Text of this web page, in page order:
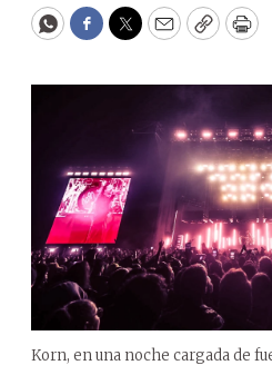
WhatsApp
Facebook
Twitter
EmailCopy
Korn, en una noche cargada de